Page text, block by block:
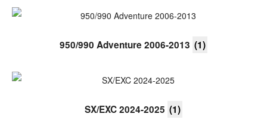
950/990 Adventure 2006-2013 (1)
SX/EXC 2024-2025 (1)